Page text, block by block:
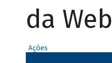
da Web
Ações